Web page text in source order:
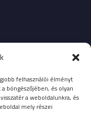
felhasználói élményt
böngészőjében, és olyan
a weboldalunkra, és
mely részei